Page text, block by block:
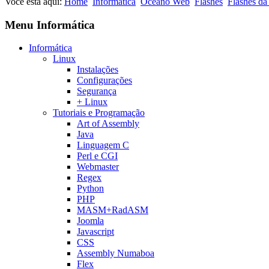
Menu Informática
Informática
Linux
Instalações
Configurações
Segurança
+ Linux
Tutoriais e Programação
Art of Assembly
Java
Linguagem C
Perl e CGI
Webmaster
Regex
Python
PHP
MASM+RadASM
Joomla
Javascript
CSS
Assembly Numaboa
Flex